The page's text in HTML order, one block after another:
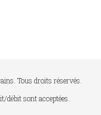
Tous droits réservés.
débit sont acceptées.